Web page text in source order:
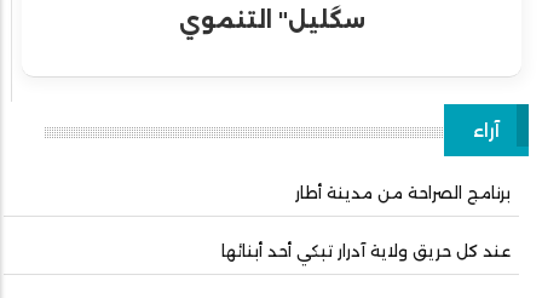
سگليل" التنموي
آراء
برنامج الصراحة من مدينة أطار
عند كل حريق ولاية آدرار تبكي أحد أبنائها